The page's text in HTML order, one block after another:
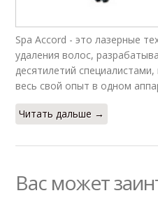
Spa Accord - это лазерные
удаления волос,
десятилетий
весь свой опыт в одном
Читать дальше →
Вас может